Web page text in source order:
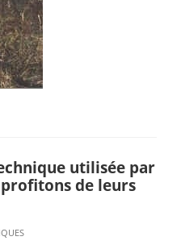
utilisée par
profitons de leurs